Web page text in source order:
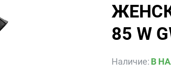
85 W
Наличие: В